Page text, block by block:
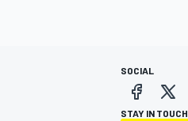
SOCIAL
STAY IN TOUCH